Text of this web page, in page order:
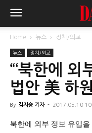
Home 뉴스 정치/외교
뉴스 정치/외교
“‘북한에 외
법안 美 하
By 김지승 기자 - 2017.05.10
북한에 외부 정보 유입